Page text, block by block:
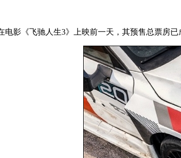
影《飞驰人生3》上映前一天，其预售总票房已